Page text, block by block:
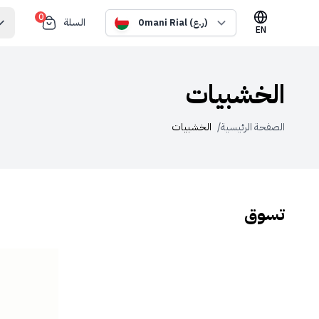
0 السلة Omani Rial (ر.ع)
EN
الخشبيات
الصفحة الرئيسية/ الخشبيات
تسوق